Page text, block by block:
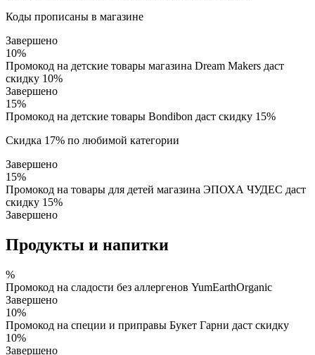
Коды прописаны в магазине
Завершено
10%
Промокод на детские товары магазина Dream Makers даст
скидку 10%
Завершено
15%
Промокод на детские товары Bondibon даст скидку 15%
Скидка 17% по любимой категории
Завершено
15%
Промокод на товары для детей магазина ЭПОХА ЧУДЕС даст
скидку 15%
Завершено
Продукты и напитки
%
Промокод на сладости без аллергенов YumEarthOrganic
Завершено
10%
Промокод на специи и приправы Букет Гарни даст скидку
10%
Завершено